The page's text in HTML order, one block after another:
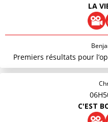
LA
Premiers résultats pour
C'EST